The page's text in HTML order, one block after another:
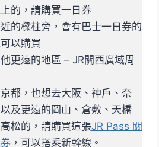
的，請購買一日券
的樑柱旁，會有巴士一日券的
以購買
更遠的地區 – JR關西廣域周
都，也想去大阪、神戶、奈
及更遠的岡山、倉敷、天橋
松的，請購買這張JR Pass 關
，可以搭乘新幹線。